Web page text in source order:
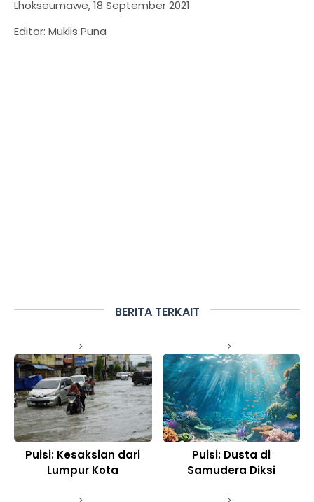
Lhokseumawe, 18 September 2021
Editor: Muklis Puna
BERITA TERKAIT
Puisi: Kesaksian dari
Lumpur Kota
Puisi: Dusta di
Samudera Diksi